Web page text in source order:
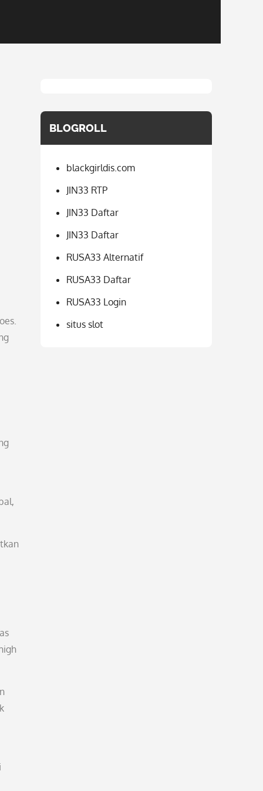
BLOGROLL
blackgirldis.com
JIN33 RTP
JIN33 Daftar
JIN33 Daftar
RUSA33 Alternatif
RUSA33 Daftar
RUSA33 Login
situs slot